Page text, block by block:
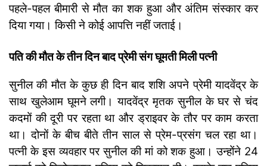
पहले-पहल बीमारी से मौत का शक हुआ और अंतिम संस्कार कर
दिया गया। किसी ने कोई आपत्ति नहीं जताई।
पति की मौत के तीन दिन बाद प्रेमी संग घूमती मिली पत्नी
सुनील की मौत के कुछ ही दिन बाद शशि अपने प्रेमी यादवेंद्र के
साथ खुलेआम घूमने लगी। यादवेंद्र मृतक सुनील के घर से चंद
कदमों की दूरी पर रहता था और ड्राइवर के तौर पर काम करता
था। दोनों के बीच बीते तीन साल से प्रेम-प्रसंग चल रहा था।
पत्नी के इस व्यवहार पर सुनील की मां को शक हुआ। उन्होंने 24